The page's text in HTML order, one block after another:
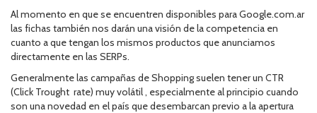
Al momento en que se encuentren disponibles para Google.com.ar
las fichas también nos darán una visión de la competencia en
cuanto a que tengan los mismos productos que anunciamos
directamente en las SERPs.
Generalmente las campañas de Shopping suelen tener un CTR
(Click Trought rate) muy volátil , especialmente al principio cuando
son una novedad en el país que desembarcan previo a la apertura